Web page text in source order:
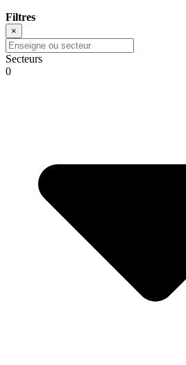
Filtres
×
Secteurs
0